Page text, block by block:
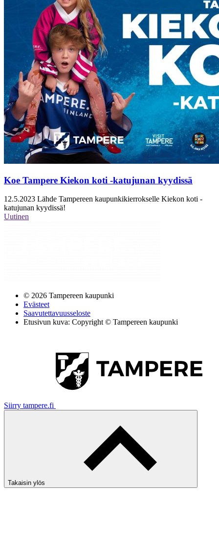
Koe Tampere Kiekon koti -katujunan kyydissä
12.5.2023 Lähde Tampereen kaupunkikierrokselle Kiekon koti -
katujunan kyydissä!
Uutinen
© 2026 Tampereen kaupunki
Evästeet
Saavutettavuusseloste
Etusivun kuva: Copyright © Tampereen kaupunki
Siirry tampere.fi
Takaisin ylös